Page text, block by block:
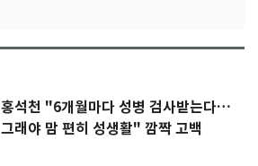
홍석천 "6개월마다 성병 검사받는다…
그래야 맘 편히 성생활" 깜짝 고백